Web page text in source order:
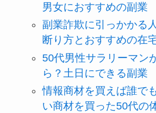
男女におすすめの副業
副業詐欺に引っかかる
断り方とおすすめの在
50代男性サラリーマン
ら？土日にできる副業
情報商材を買えば誰で
い商材を買った50代の